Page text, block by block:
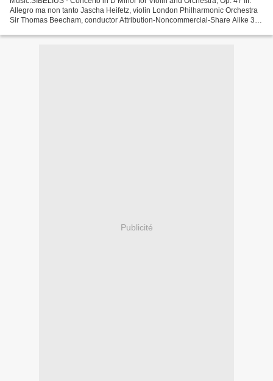
Allegro ma non tanto Jascha Heifetz, violin London Philharmonic Orchestra
Sir Thomas Beecham, conductor Attribution-Noncommercial-Share Alike 3.0
https://archive.org/details/SIBELIUSViolinConcertoInDMinor-
Publicité